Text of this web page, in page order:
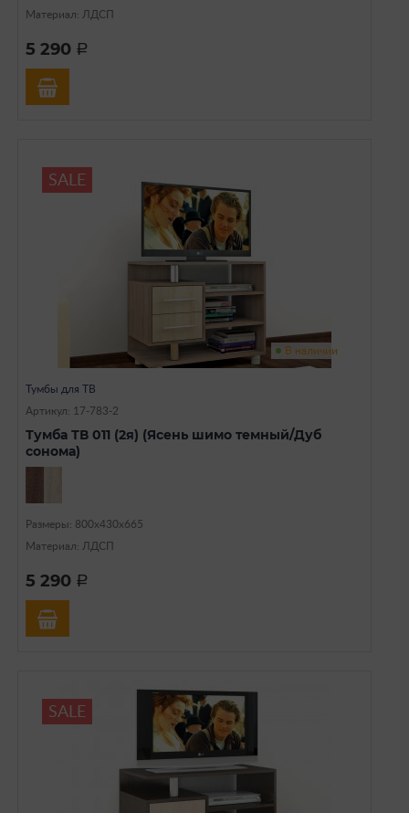
Материал: ЛДСП
5 290 a
SALE
В наличии
Тумбы для ТВ
Артикул: 17-783-2
Тумба ТВ 011 (2я) (Ясень шимо темный/Дуб
сонома)
Размеры: 800х430х665
Материал: ЛДСП
5 290 a
SALE